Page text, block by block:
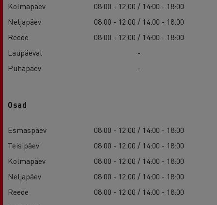
Kolmapäev
08:00 - 12:00 / 14:00 - 18:00
Neljapäev
08:00 - 12:00 / 14:00 - 18:00
Reede
08:00 - 12:00 / 14:00 - 18:00
Laupäeval
-
Pühapäev
-
Osad
Esmaspäev
08:00 - 12:00 / 14:00 - 18:00
Teisipäev
08:00 - 12:00 / 14:00 - 18:00
Kolmapäev
08:00 - 12:00 / 14:00 - 18:00
Neljapäev
08:00 - 12:00 / 14:00 - 18:00
Reede
08:00 - 12:00 / 14:00 - 18:00